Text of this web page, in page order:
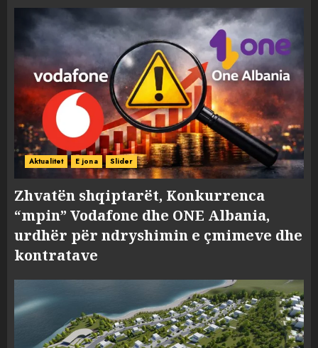
Aktualitet E jona Slider
Zhvatën shqiptarët, Konkurrenca
“mpin” Vodafone dhe ONE Albania,
urdhër për ndryshimin e çmimeve dhe
kontratave